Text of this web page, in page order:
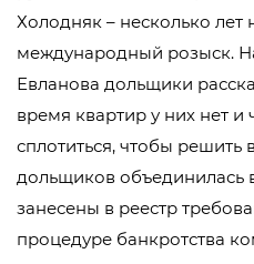
Холодняк – несколько лет
международный розыск.
Евланова дольщики
время квартир у них нет и
сплотиться, чтобы решить
дольщиков объединилась
занесены в реестр
процедуре банкротства